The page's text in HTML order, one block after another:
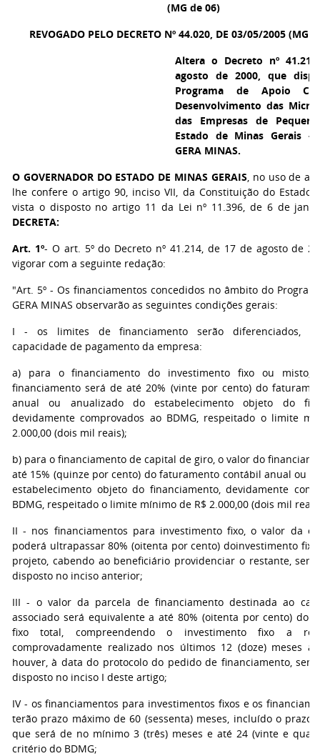
(MG de 06)
REVOGADO PELO DECRETO Nº 44.020, DE 03/05/2005 (MG
Altera o Decreto nº
agosto de 2000, que
Programa de Apoio
Desenvolvimento das
das Empresas de
Estado de Minas Gerais -
GERA MINAS.
O GOVERNADOR DO ESTADO DE MINAS GERAIS, no uso de
lhe confere o artigo 90, inciso VII, da Constituição do Estado,
vista o disposto no artigo 11 da Lei nº 11.396, de 6 de
DECRETA:
Art. 1º- O art. 5º do Decreto nº 41.214, de 17 de agosto de
vigorar com a seguinte redação:
"Art. 5º - Os financiamentos concedidos no âmbito do
GERA MINAS observarão as seguintes condições gerais:
I - os limites de financiamento serão diferenciados,
capacidade de pagamento da empresa:
a) para o financiamento do investimento fixo ou misto,
financiamento será de até 20% (vinte por cento) do
anual ou anualizado do estabelecimento objeto do
devidamente comprovados ao BDMG, respeitado o limite
2.000,00 (dois mil reais);
b) para o financiamento de capital de giro, o valor do
até 15% (quinze por cento) do faturamento contábil anual ou
estabelecimento objeto do financiamento, devidamente
BDMG, respeitado o limite mínimo de R$ 2.000,00 (dois mil
II - nos financiamentos para investimento fixo, o valor da
poderá ultrapassar 80% (oitenta por cento) doinvestimento
projeto, cabendo ao beneficiário providenciar o restante,
disposto no inciso anterior;
III - o valor da parcela de financiamento destinada ao
associado será equivalente a até 80% (oitenta por cento) do
fixo total, compreendendo o investimento fixo a
comprovadamente realizado nos últimos 12 (doze) meses
houver, à data do protocolo do pedido de financiamento,
disposto no inciso I deste artigo;
IV - os financiamentos para investimentos fixos e os
terão prazo máximo de 60 (sessenta) meses, incluído o prazo
que será de no mínimo 3 (três) meses e até 24 (vinte e
critério do BDMG;